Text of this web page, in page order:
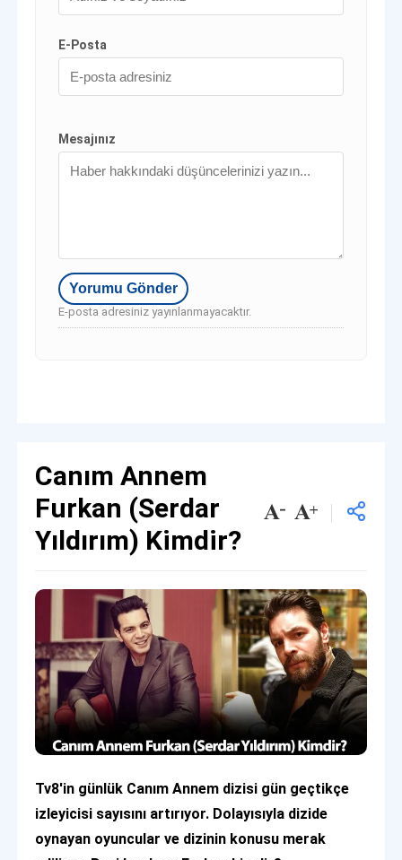
E-Posta
Mesajınız
E-posta adresiniz yayınlanmayacaktır.
Canım Annem
Furkan (Serdar
Yıldırım) Kimdir?
Tv8'in günlük Canım Annem dizisi gün geçtikçe
izleyicisi sayısını artırıyor. Dolayısıyla dizide
oynayan oyuncular ve dizinin konusu merak